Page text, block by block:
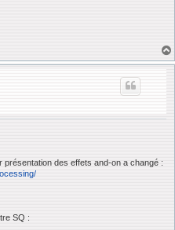
présentation des effets and-on a changé :
SQ :